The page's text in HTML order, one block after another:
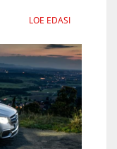
LOE EDASI